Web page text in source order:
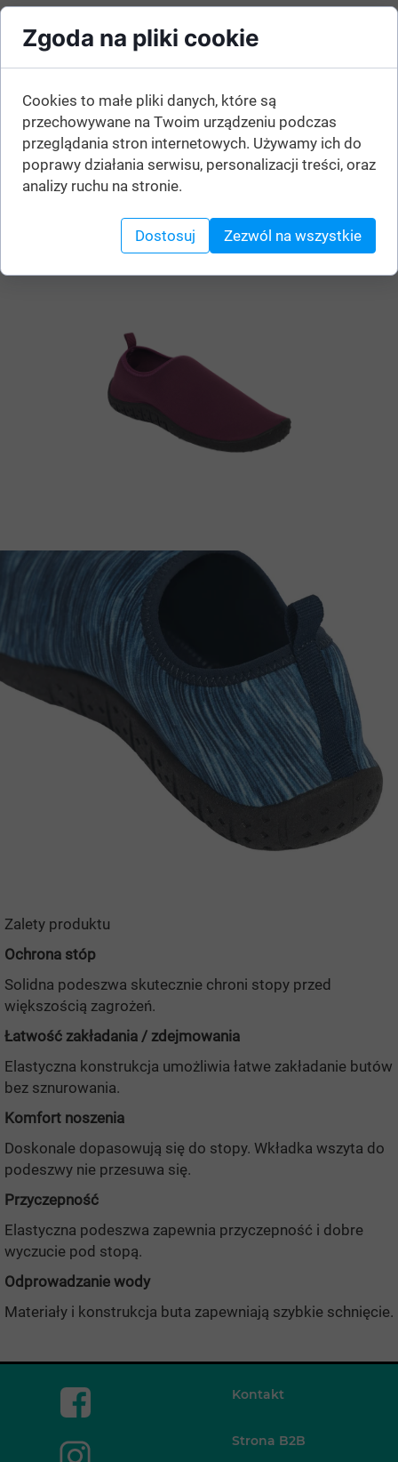
Zalety produktu
Ochrona stóp
Solidna podeszwa skutecznie chroni stopy przed
większością zagrożeń.
Łatwość zakładania / zdejmowania
Elastyczna konstrukcja umożliwia łatwe zakładanie butów
bez sznurowania.
Komfort noszenia
Doskonale dopasowują się do stopy. Wkładka wszyta do
podeszwy nie przesuwa się.
Przyczepność
Elastyczna podeszwa zapewnia przyczepność i dobre
wyczucie pod stopą.
Odprowadzanie wody
Materiały i konstrukcja buta zapewniają szybkie schnięcie.
Ten produkt kupisz w sklepach:
Kontakt
Strona B2B
Zgoda na pliki cookie
Cookies to małe pliki danych, które są
przechowywane na Twoim urządzeniu podczas
przeglądania stron internetowych. Używamy ich do
poprawy działania serwisu, personalizacji treści, oraz
analizy ruchu na stronie.
Dostosuj Zezwól na wszystkie